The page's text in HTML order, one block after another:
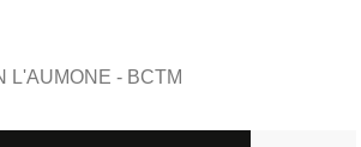
L'AUMONE - BCTM